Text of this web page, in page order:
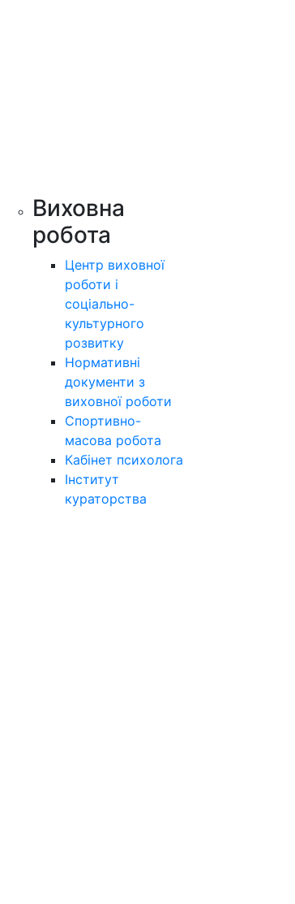
Виховна
робота
Центр виховної
роботи і
соціально-
культурного
розвитку
Нормативні
документи з
виховної роботи
Спортивно-
масова робота
Кабінет психолога
Інститут
кураторства